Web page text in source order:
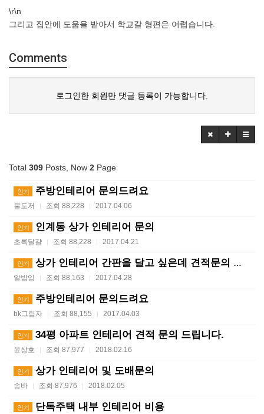
\r\n
그리고 집안에 도움을 받아서 학교갈 형편은 어렵습니다.
Comments
로그인한 회원만 댓글 등록이 가능합니다.
Total 309 Posts, Now 2 Page
인기 주방인테리어 문의드려요
불도저 | 조회 88,228 | 2017.04.06
인기 인계동 상가 인테리어 문의
초록달걀 | 조회 88,228 | 2017.04.21
인기 상가 인테리어 간판을 달고 싶은데 견적문의 드립니다
알밤잉 | 조회 88,163 | 2017.04.28
인기 주방인테리어 문의드려요
bk그림자 | 조회 88,155 | 2017.04.03
인기 34평 아파트 인테리어 견적 문의 드립니다.
윤상호 | 조회 87,977 | 2018.02.16
인기 상가 인테리어 및 도배문의
송바 | 조회 87,976 | 2018.02.05
인기 단독주택 내부 인테리어 비용